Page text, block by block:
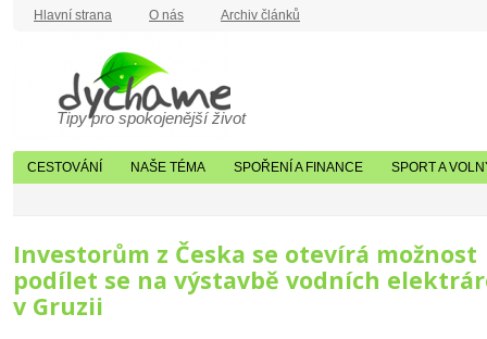
Hlavní strana O nás Archiv článků
Tipy pro spokojenější život
CESTOVÁNÍ NAŠE TÉMA SPOŘENÍ A FINANCE SPORT A
Investorům z Česka se otevírá možnost
podílet se na výstavbě vodních
v Gruzii